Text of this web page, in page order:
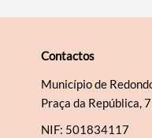
Contactos
Município de
Praça da República,
NIF: 501834117